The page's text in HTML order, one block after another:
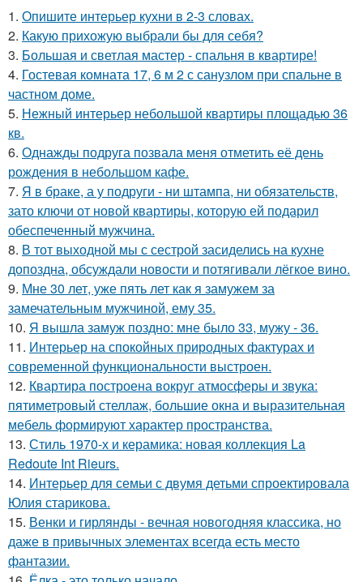
1. Опишите интерьер кухни в 2-3 словах.
2. Какую прихожую выбрали бы для себя?
3. Большая и светлая мастер - спальня в квартире!
4. Гостевая комната 17, 6 м 2 с санузлом при спальне в
частном доме.
5. Нежный интерьер небольшой квартиры площадью 36
кв.
6. Однажды подруга позвала меня отметить её день
рождения в небольшом кафе.
7. Я в браке, а у подруги - ни штампа, ни обязательств,
зато ключи от новой квартиры, которую ей подарил
обеспеченный мужчина.
8. В тот выходной мы с сестрой засиделись на кухне
допоздна, обсуждали новости и потягивали лёгкое вино.
9. Мне 30 лет, уже пять лет как я замужем за
замечательным мужчиной, ему 35.
10. Я вышла замуж поздно: мне было 33, мужу - 36.
11. Интерьер на спокойных природных фактурах и
современной функциональности выстроен.
12. Квартира построена вокруг атмосферы и звука:
пятиметровый стеллаж, большие окна и выразительная
мебель формируют характер пространства.
13. Стиль 1970-х и керамика: новая коллекция La
Redoute Int Rieurs.
14. Интерьер для семьи с двумя детьми спроектировала
Юлия старикова.
15. Венки и гирлянды - вечная новогодняя классика, но
даже в привычных элементах всегда есть место
фантазии.